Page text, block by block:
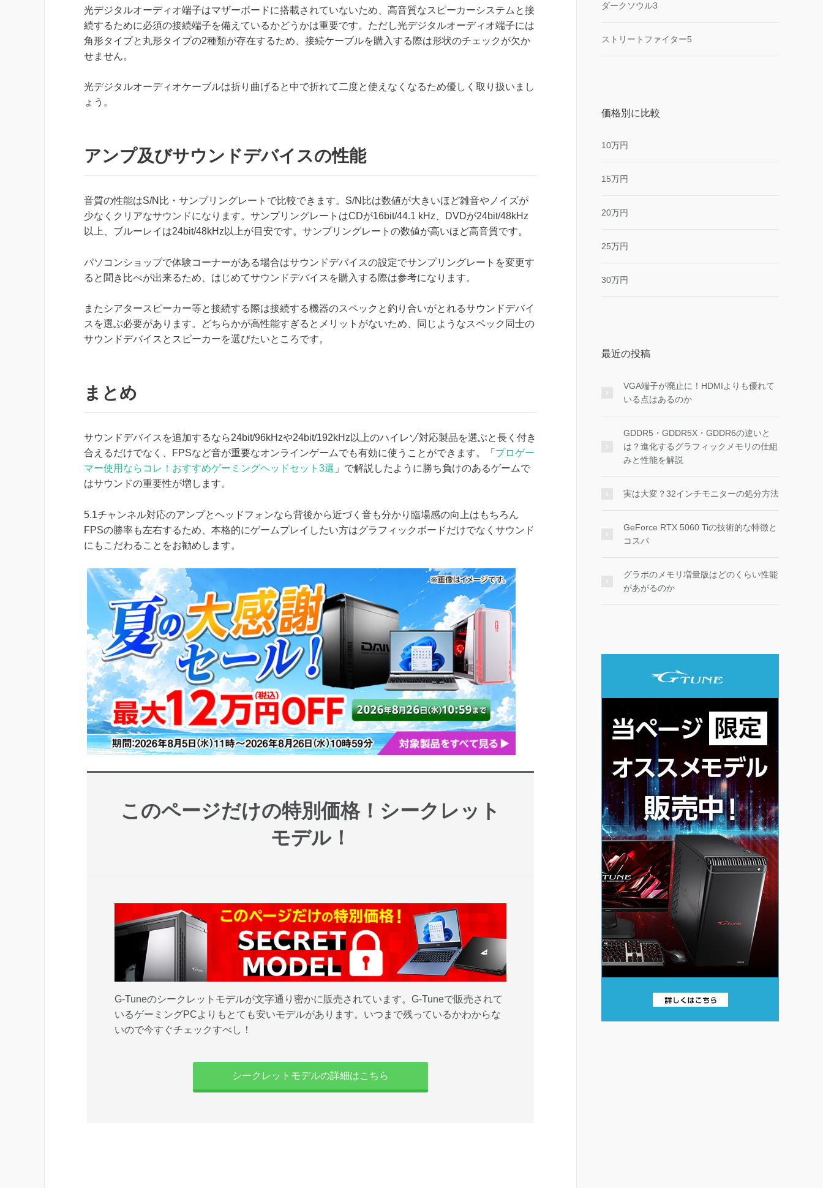
光デジタルオーディオ端子はマザーボードに搭載されていないため、高音質なスピーカーシステムと接
続するために必須の接続端子を備えているかどうかは重要です。ただし光デジタルオーディオ端子には
角形タイプと丸形タイプの2種類が存在するため、接続ケーブルを購入する際は形状のチェックが欠か
せません。
光デジタルオーディオケーブルは折り曲げると中で折れて二度と使えなくなるため優しく取り扱いまし
ょう。
アンプ及びサウンドデバイスの性能
音質の性能はS/N比・サンプリングレートで比較できます。S/N比は数値が大きいほど雑音やノイズが
少なくクリアなサウンドになります。サンプリングレートはCDが16bit/44.1 kHz、DVDが24bit/48kHz
以上、ブルーレイは24bit/48kHz以上が目安です。サンプリングレートの数値が高いほど高音質です。
パソコンショップで体験コーナーがある場合はサウンドデバイスの設定でサンプリングレートを変更す
ると聞き比べが出来るため、はじめてサウンドデバイスを購入する際は参考になります。
またシアタースピーカー等と接続する際は接続する機器のスペックと釣り合いがとれるサウンドデバイ
スを選ぶ必要があります。どちらかが高性能すぎるとメリットがないため、同じようなスペック同士の
サウンドデバイスとスピーカーを選びたいところです。
まとめ
サウンドデバイスを追加するなら24bit/96kHzや24bit/192kHz以上のハイレゾ対応製品を選ぶと長く付き
合えるだけでなく、FPSなど音が重要なオンラインゲームでも有効に使うことができます。「 プロゲー
マー使用ならコレ！おすすめゲーミングヘッドセット3選 」で解説したように勝ち負けのあるゲームで
はサウンドの重要性が増します。
5.1チャンネル対応のアンプとヘッドフォンなら背後から近づく音も分かり臨場感の向上はもちろん
FPSの勝率も左右するため、本格的にゲームプレイしたい方はグラフィックボードだけでなくサウンド
にもこだわることをお勧めします。
このページだけの特別価格！シークレット
モデル！
G-Tuneのシークレットモデルが文字通り密かに販売されています。G-Tuneで販売されて
いるゲーミングPCよりもとても安いモデルがあります。いつまで残っているかわからな
いので今すぐチェックすべし！
シークレットモデルの詳細はこちら
ダークソウル3
ストリートファイター5
価格別に比較
10万円
15万円
20万円
25万円
30万円
最近の投稿
VGA端子が廃止に！HDMIよりも優れて
いる点はあるのか
GDDR5・GDDR5X・GDDR6の違いと
は？進化するグラフィックメモリの仕組
みと性能を解説
実は大変？32インチモニターの処分方法
GeForce RTX 5060 Tiの技術的な特徴と
コスパ
グラボのメモリ増量版はどのくらい性能
があがるのか